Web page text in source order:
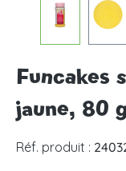
Funcakes
jaune, 80
Réf. produit :